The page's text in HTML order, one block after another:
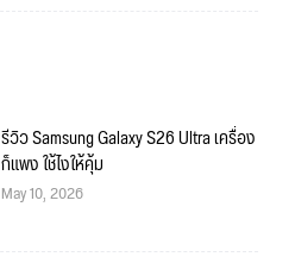
รีวิว Samsung Galaxy S26 Ultra เครื่อง
ก็แพง ใช้ไงให้คุ้ม
May 10, 2026